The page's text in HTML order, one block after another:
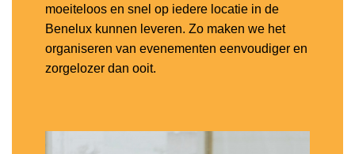
moeiteloos en snel op iedere locatie in de
Benelux kunnen leveren. Zo maken we het
organiseren van evenementen eenvoudiger en
zorgelozer dan ooit.